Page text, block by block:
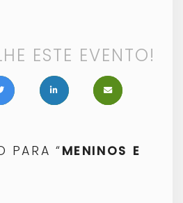
ESTE EVENTO!
PARA “MENINOS E